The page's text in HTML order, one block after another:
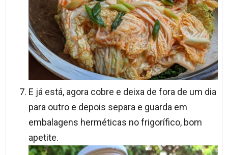
E já está, agora cobre e deixa de fora de um dia
para outro e depois separa e guarda em
embalagens herméticas no frigorífico, bom
apetite.